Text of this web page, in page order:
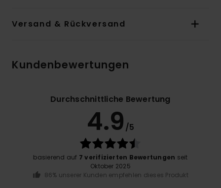
Versand & Rückversand
Kundenbewertungen
Durchschnittliche Bewertung
4.9 /5
basierend auf 7 verifizierten Bewertungen seit
Oktober 2025
86% unserer Kunden empfehlen dieses Produkt